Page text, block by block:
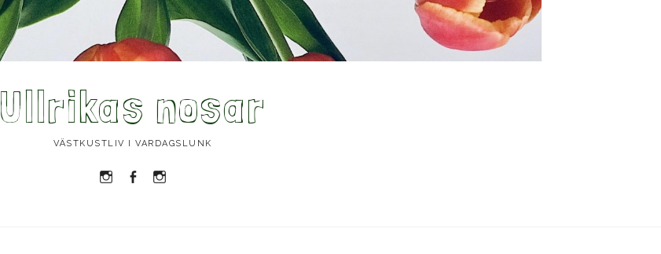
Ullrikas nosar
VÄSTKUSTLIV I VARDAGSLUNK
Instagram
Facebook